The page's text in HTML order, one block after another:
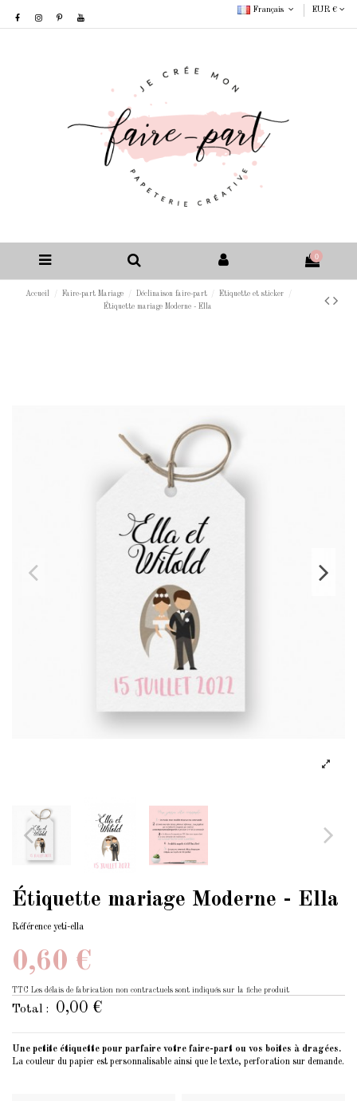
Français EUR €
0
Accueil Faire-part Mariage Déclinaison faire-part
Etiquette et sticker
Étiquette mariage Moderne - Ella
Étiquette mariage Moderne - Ella
Référence yeti-ella
0,60 €
TTC Les délais de fabrication non contractuels sont indiqués sur la fiche produit
Total : 0,00 €
Une petite étiquette pour parfaire votre faire-part ou vos boites à dragées.
La couleur du papier est personnalisable ainsi que le texte, perforation sur demande.